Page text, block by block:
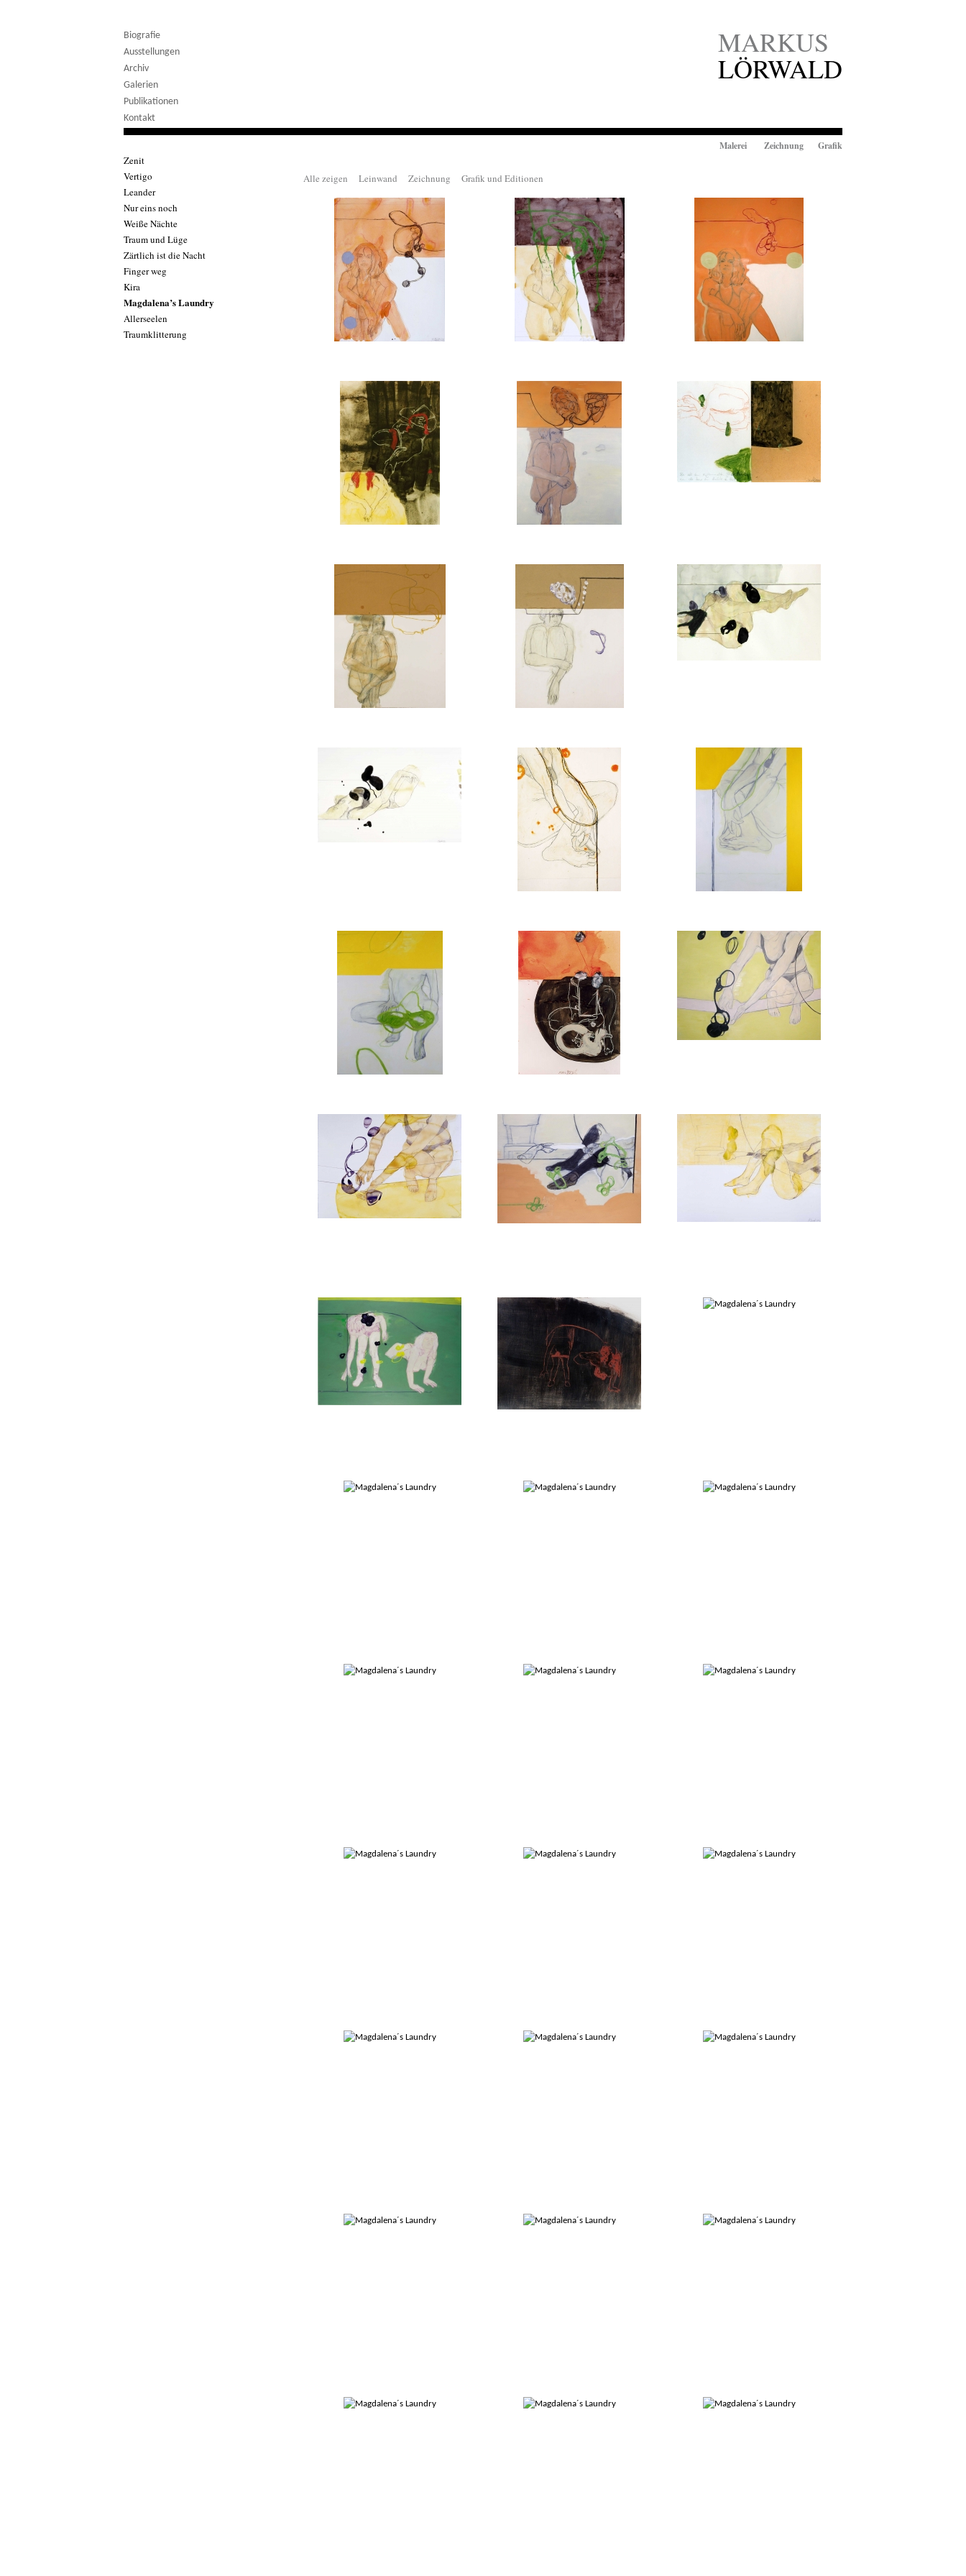
MARKUS
LÖRWALD
Biografie
Ausstellungen
Archiv
Galerien
Publikationen
Kontakt
Malerei Zeichnung Grafik
Zenit
Vertigo
Leander
Nur eins noch
Weiße Nächte
Traum und Lüge
Zärtlich ist die Nacht
Finger weg
Kira
Magdalena’s Laundry
Allerseelen
Traumklitterung
Alle zeigen Leinwand Zeichnung Grafik und Editionen